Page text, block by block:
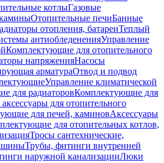
котлыГазовые
Отопительные печиБанные
отопления, батареиТеплый
антиобледененияУправление
Комплектующие для отопительного
напряженияНасосы
арматураОтвод и подвод
Управление климатической
для радиаторовКомплектующие для
для отопительного
для печей, каминовАксессуары
для отопительных котлов,
Тросы сантехнические,
Трубы, фитинги внутренней
наружной канализацииЛюки